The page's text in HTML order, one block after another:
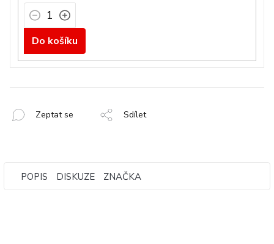
Do košíku
Zeptat se Sdílet
POPIS DISKUZE ZNAČKA